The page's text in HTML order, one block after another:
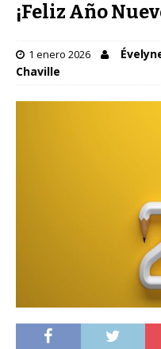
¡Feliz Año
1 enero 2026
Chaville